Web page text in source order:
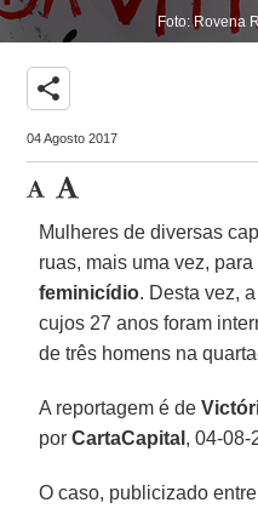
Foto: Rovena
share
04 Agosto 2017
Mulheres de diversas
ruas, mais uma vez,
feminicídio. Desta vez,
cujos 27 anos foram
de três homens na
A reportagem é de
porCartaCapital , 04-08-
O caso, publicizado